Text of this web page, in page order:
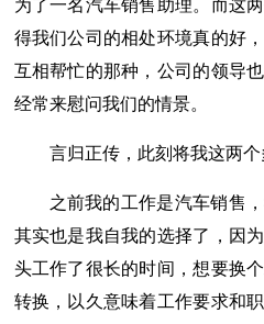
为了一名汽车销售助理。而这
得我们公司的相处环境真的好
互相帮忙的那种，公司的领导
经常来慰问我们的情景。
言归正传，此刻将我这两个
之前我的工作是汽车销售
其实也是我自我的选择了，因
头工作了很长的时间，想要换
转换，以久意味着工作要求和